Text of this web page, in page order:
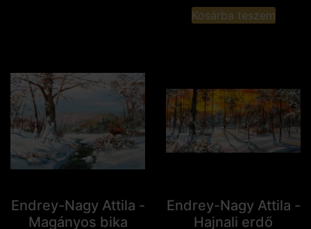
Kosárba teszem
Endrey-Nagy Attila -
Magányos bika
Endrey-Nagy Attila -
Hajnali erdő